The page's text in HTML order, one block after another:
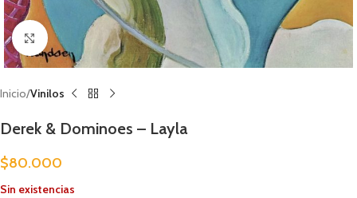
Clic para ampliar
Inicio Vinilos
Derek & Dominoes – Layla
$80.000
Sin existencias